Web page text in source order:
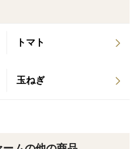
トマト
玉ねぎ